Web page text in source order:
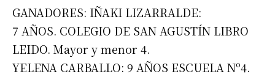
GANADORES: IÑAKI LIZARRALDE:
7 AÑOS. COLEGIO DE SAN AGUSTÍN LIBRO
LEIDO. Mayor y menor 4.
YELENA CARBALLO: 9 AÑOS ESCUELA Nº4.